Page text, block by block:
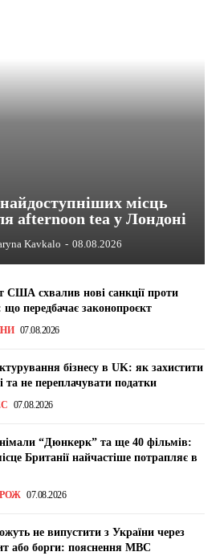
місць
afternoon tea у Лондоні
Kavkalo - 08.08.2026
США схвалив нові санкції проти
що передбачає законопроєкт
07.08.2026
бізнесу в UK: як захистити
та не переплачувати податки
07.08.2026
“Дюнкерк” та ще 40 фільмів:
Британії найчастіше потрапляє в
07.08.2026
не випустити з України через
або борги: пояснення МВС